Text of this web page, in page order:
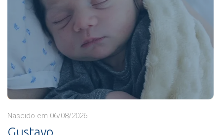
Nascido em 06/08/2026
Gustavo